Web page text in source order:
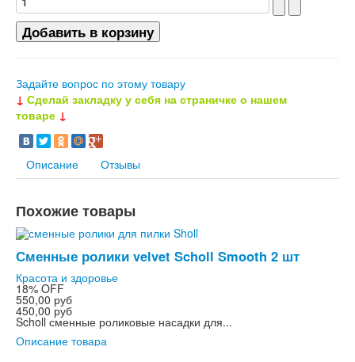
Задайте вопрос по этому товару
↓ Сделай закладку у себя на страничке о нашем
товаре ↓
Описание Отзывы
Похожие товары
Сменные ролики velvet Scholl Smooth 2 шт
Красота и здоровье
18% OFF
550,00 руб
450,00 руб
Scholl сменные роликовые насадки для...
Описание товара